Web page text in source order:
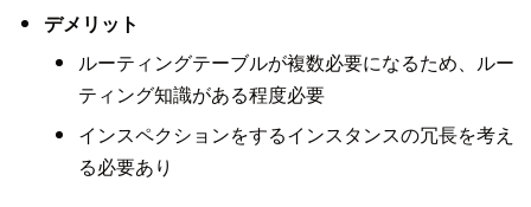
デメリット
ルーティングテーブルが複数必要になるため、ルー
ティング知識がある程度必要
インスペクションをするインスタンスの冗長を考え
る必要あり